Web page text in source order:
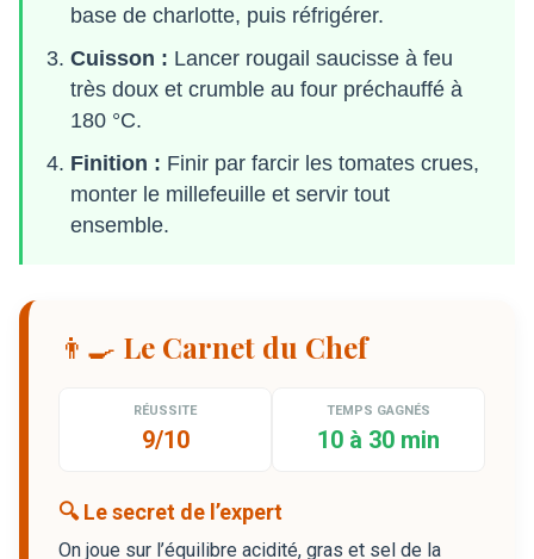
base de charlotte, puis réfrigérer.
Cuisson : Lancer rougail saucisse à feu
très doux et crumble au four préchauffé à
180 °C.
Finition : Finir par farcir les tomates crues,
monter le millefeuille et servir tout
ensemble.
👨‍🍳 Le Carnet du Chef
RÉUSSITE
9/10
TEMPS GAGNÉS
10 à 30 min
🔍 Le secret de l’expert
On joue sur l’équilibre acidité, gras et sel de la